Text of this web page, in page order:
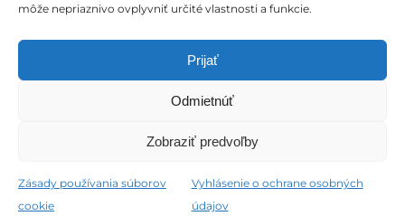
môže nepriaznivo ovplyvniť určité vlastnosti a funkcie.
Prijať
Odmietnúť
Zobraziť predvoľby
Zásady používania súborov
cookie
Vyhlásenie o ochrane osobných
údajov